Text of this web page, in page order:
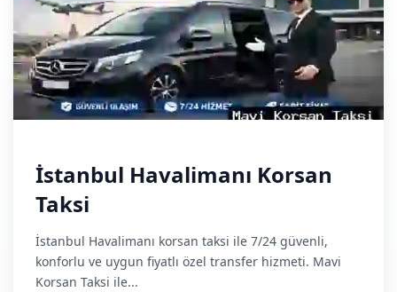
İstanbul Havalimanı Korsan
Taksi
İstanbul Havalimanı korsan taksi ile 7/24 güvenli,
konforlu ve uygun fiyatlı özel transfer hizmeti. Mavi
Korsan Taksi ile...